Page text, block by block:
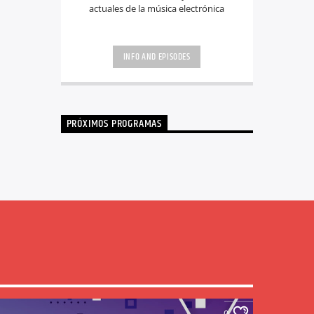
actuales de la música electrónica
INFO AND EPISODES
PRÓXIMOS PROGRAMAS